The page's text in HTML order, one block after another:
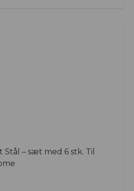
– sæt med 6 stk. Til